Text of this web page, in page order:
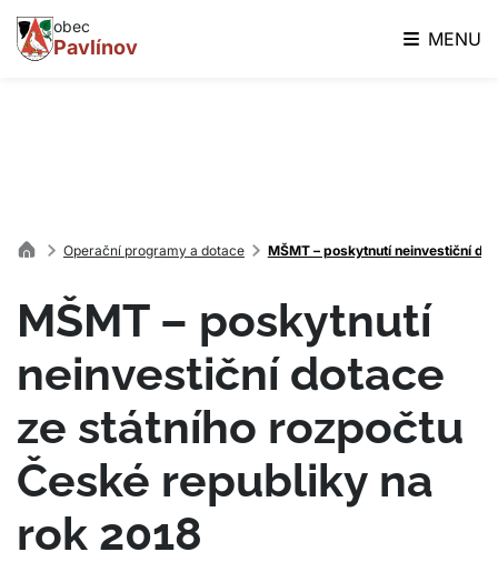
obec
Pavlínov MENU
Operační programy a dotace MŠMT – poskytnutí neinvestiční
MŠMT – poskytnutí
neinvestiční dotace
ze státního rozpočtu
České republiky na
rok 2018